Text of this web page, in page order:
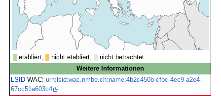
etabliert, nicht etabliert,
nicht betrachtet
Weitere Informationen
LSID WAC:urn:lsid:wac.nmbe.ch:name:4b2c450b-cfbc-4ec9-a2e4-
67cc51a603c4